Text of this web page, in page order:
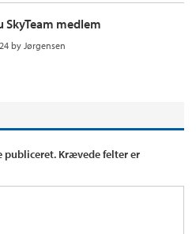
SkyTeam medlem
by Jørgensen
publiceret. Krævede felter er